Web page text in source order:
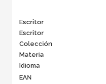
Escritor
Escritor
Colección
Materia
Idioma
EAN